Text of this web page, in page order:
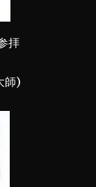
拝
師)